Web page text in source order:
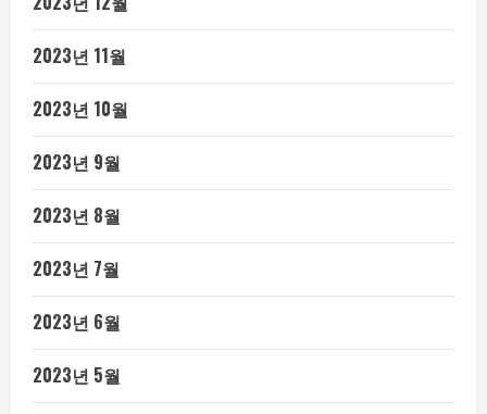
2023년 11월
2023년 10월
2023년 9월
2023년 8월
2023년 7월
2023년 6월
2023년 5월